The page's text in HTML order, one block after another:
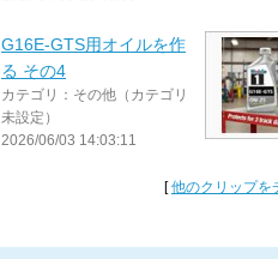
G16E-GTS用オイルを作
る その4
カテゴリ：その他（カテゴリ
未設定）
2026/06/03 14:03:11
[他のクリップを